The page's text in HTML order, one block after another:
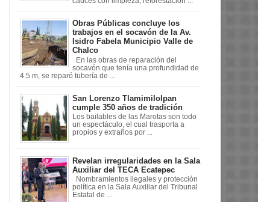
Obras Públicas concluye los
trabajos en el socavón de la Av.
Isidro Fabela Municipio Valle de
Chalco
En las obras de reparación del
socavón que tenía una profundidad de
4.5 m, se reparó tubería de ...
San Lorenzo Tlamimilolpan
cumple 350 años de tradición
Los bailables de las Marotas son todo
un espectáculo, el cual trasporta a
propios y extraños por ...
Revelan irregularidades en la Sala
Auxiliar del TECA Ecatepec
Nombramientos ilegales y protección
política en la Sala Auxiliar del Tribunal
Estatal de ...